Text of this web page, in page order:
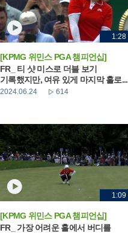
1:28
[KPMG 위민스 PGA 챔피언십]
FR_ 티 샷 미스로 더블 보기
기록했지만, 여유 있게 마지막 홀로...
2024.06.24 614
1:09
[KPMG 위민스 PGA 챔피언십]
FR_ 가장 어려운 홀에서 버디를